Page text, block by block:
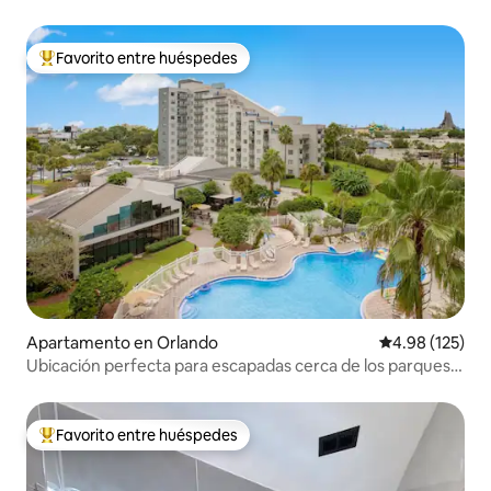
Favorito entre huéspedes preferido
Favorito entre huéspedes
Apartamento en Orlando Calificación
4.98 (125)
Ubicación perfecta para escapadas cerca de los parques
Favorito entre huéspedes preferido
Favorito entre huéspedes